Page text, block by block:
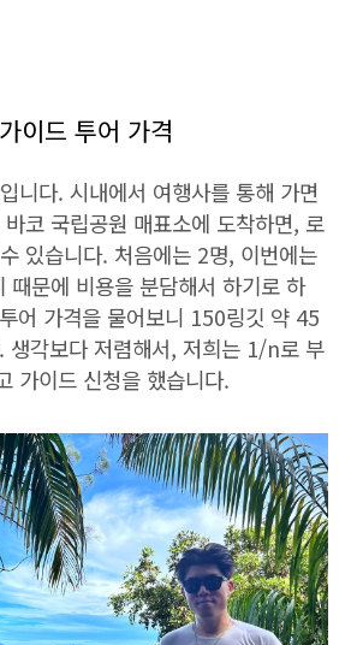
이드 투어 가격
니다. 시내에서 여행사를 통해 가면
코 국립공원 매표소에 도착하면, 로
있습니다. 처음에는 2명, 이번에는
때문에 비용을 분담해서 하기로 하
어 가격을 물어보니 150링깃 약 45
생각보다 저렴해서, 저희는 1/n로 부
가이드 신청을 했습니다.